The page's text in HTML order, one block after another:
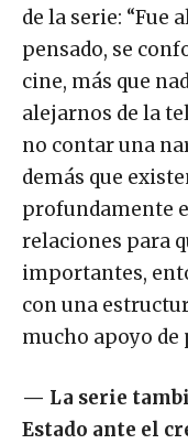
de la serie: “Fue
pensado, se
cine, más que
alejarnos de la
no contar una
demás que
profundamente
relaciones para
importantes,
con una
mucho apoyo de
— La serie
Estado ante el